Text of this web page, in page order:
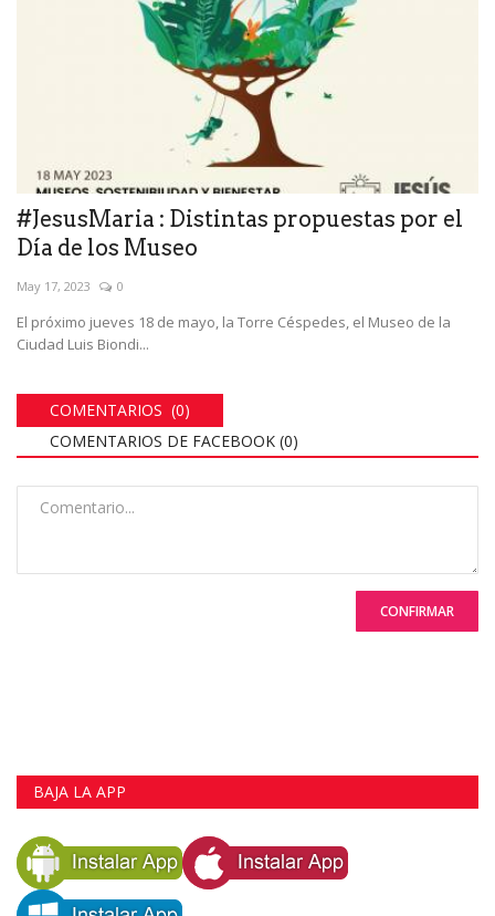
#JesusMaria : Distintas propuestas por el
Día de los Museo
May 17, 2023 0
El próximo jueves 18 de mayo, la Torre Céspedes, el Museo de la
Ciudad Luis Biondi...
COMENTARIOS (0)
COMENTARIOS DE FACEBOOK (0)
CONFIRMAR
BAJA LA APP